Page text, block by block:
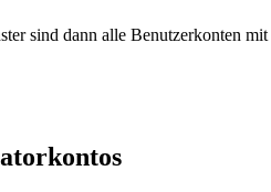
sind dann alle Benutzerkonten